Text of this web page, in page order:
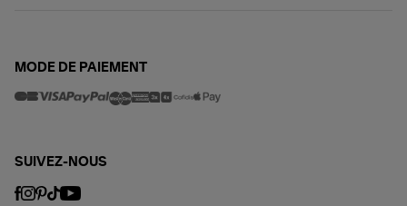
MODE DE PAIEMENT
SUIVEZ-NOUS